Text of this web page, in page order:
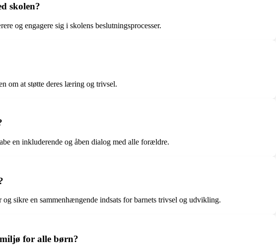
skolen?
og engagere sig i skolens beslutningsprocesser.
om at støtte deres læring og trivsel.
en inkluderende og åben dialog med alle forældre.
sikre en sammenhængende indsats for barnets trivsel og udvikling.
for alle børn?